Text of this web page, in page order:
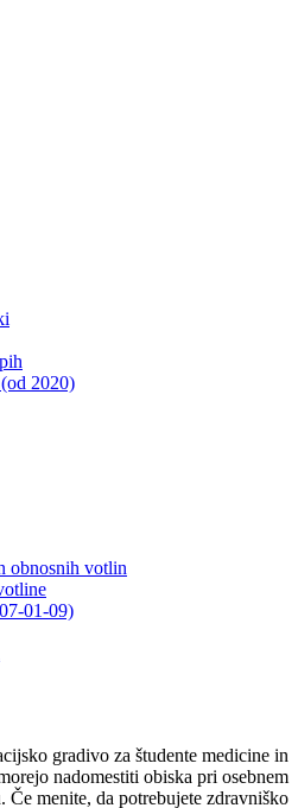
2020)
obnosnih votlin
01-09)
gradivo za študente medicine in
nadomestiti obiska pri osebnem
Če menite, da potrebujete zdravniško